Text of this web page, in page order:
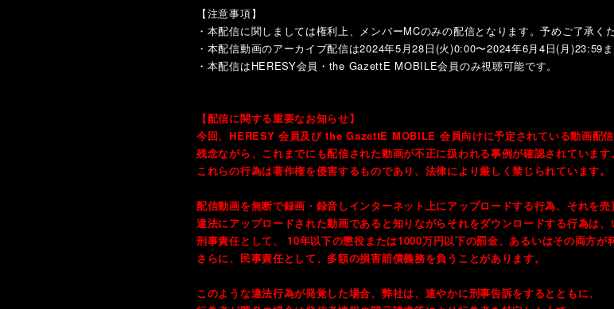
【注意事項】
・本配信に関しましては権利上、メンバーMCのみの配信となります。予めご了承く
・本配信動画のアーカイブ配信は2024年5月28日(火)0:00〜2024年6月4日(月)23:59ま
・本配信はHERESY会員・the GazettE MOBILE会員のみ視聴可能です。
【配信に関する重要なお知らせ】
今回、HERESY 会員及び the GazettE MOBILE 会員向けに予定されている動画配信
残念ながら、これまでにも配信された動画が不正に扱われる事例が確認されています。
これらの行為は著作権を侵害するものであり、法律により厳しく禁じられています。
配信動画を無断で録画・録音しインターネット上にアップロードする行為、それを売
違法にアップロードされた動画であると知りながらそれをダウンロードする行為は、
刑事責任として、 10年以下の懲役または1000万円以下の罰金、あるいはその両方が
さらに、民事責任として、多額の損害賠償義務を負うことがあります。
このような違法行為が発覚した場合、弊社は、速やかに刑事告訴をするとともに、